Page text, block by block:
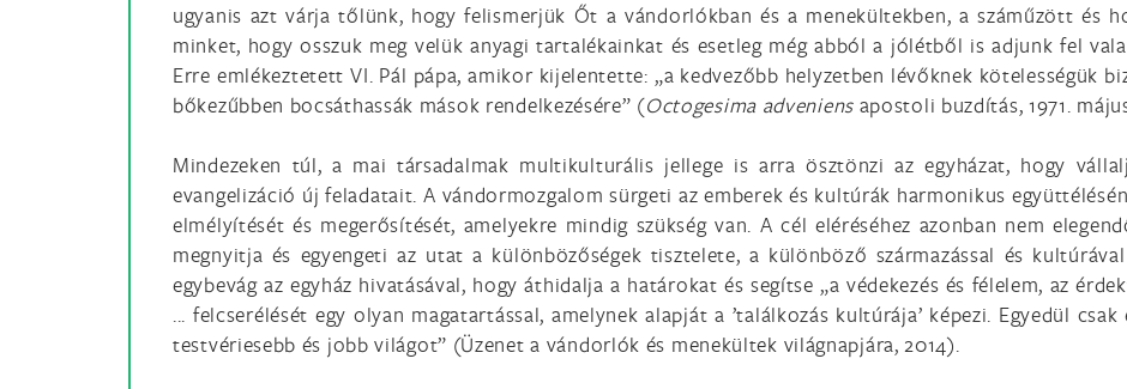
ugyanis azt várja tőlünk, hogy felismerjük Őt a vándorlókban és a menekültekben, a száműzött és
minket, hogy osszuk meg velük anyagi tartalékainkat és esetleg még abból a jólétből is adjunk fel
Erre emlékeztetett VI. Pál pápa, amikor kijelentette: „a kedvezőbb helyzetben lévőknek kötelességük
bőkezűbben bocsáthassák mások rendelkezésére” (Octogesima adveniens apostoli buzdítás, 1971.
Mindezeken túl, a mai társadalmak multikulturális jellege is arra ösztönzi az egyházat, hogy
evangelizáció új feladatait. A vándormozgalom sürgeti az emberek és kultúrák harmonikus
elmélyítését és megerősítését, amelyekre mindig szükség van. A cél eléréséhez azonban nem
megnyitja és egyengeti az utat a különbözőségek tisztelete, a különböző származással és
egybevág az egyház hivatásával, hogy áthidalja a határokat és segítse „a védekezés és félelem, az
... felcserélését egy olyan magatartással, amelynek alapját a ’találkozás kultúrája’ képezi. Egyedül
testvériesebb és jobb világot” (Üzenet a vándorlók és menekültek világnapjára, 2014).